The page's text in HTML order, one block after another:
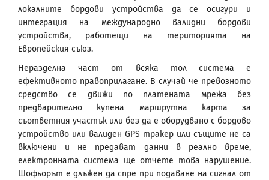
локалните бордови устройства да се осигури и
интеграция на международно валидни бордови
устройства, работещи на територията на
Европейския съюз.
Неразделна част от всяка тол система е
ефективното правоприлагане. В случай че превозното
средство се движи по платената мрежа без
предварително купена маршрутна карта за
съответния участък или без да е оборудвано с бордово
устройство или валиден GPS тракер или същите не са
включени и не предават данни в реално време,
електронната система ще отчете това нарушение.
Шофьорът е длъжен да спре при подаване на сигнал от